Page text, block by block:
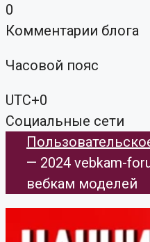
0
Комментарии блога
Часовой пояс
UTC+0
Социальные сети
— 2024 vebkam-
вебкам моделей